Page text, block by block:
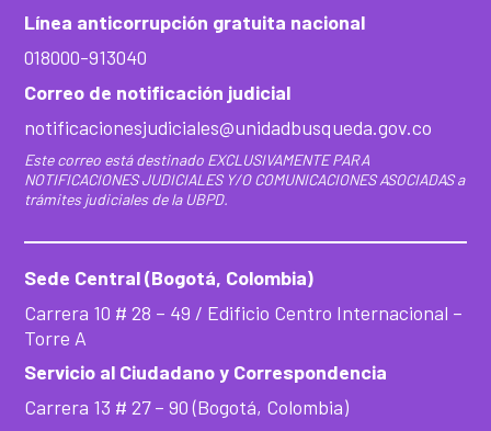
Línea anticorrupción gratuita nacional
018000-913040
Correo de notificación judicial
notificacionesjudiciales@unidadbusqueda.gov.co
Este correo está destinado EXCLUSIVAMENTE PARA
NOTIFICACIONES JUDICIALES Y/O COMUNICACIONES ASOCIADAS a
trámites judiciales de la UBPD.
Sede Central (Bogotá, Colombia)
Carrera 10 # 28 – 49 / Edificio Centro Internacional –
Torre A
Servicio al Ciudadano y Correspondencia
Carrera 13 # 27 – 90 (Bogotá, Colombia)